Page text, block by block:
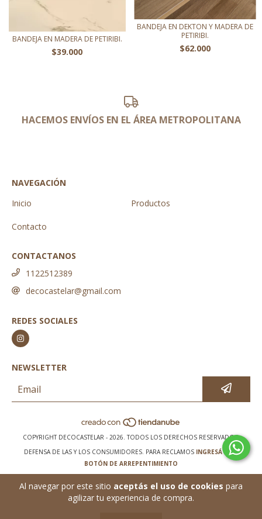
Al navegar por este sitio aceptás el uso de cookies para
agilizar tu experiencia de compra.
BANDEJA EN MADERA DE PETIRIBI.
$39.000
BANDEJA EN DEKTON Y MADERA DE
PETIRIBI.
$62.000
HACEMOS ENVÍOS EN EL ÁREA METROPOLITANA
NAVEGACIÓN
Inicio
Productos
Contacto
CONTACTANOS
1122512389
decocastelar@gmail.com
REDES SOCIALES
NEWSLETTER
COPYRIGHT DECOCASTELAR - 2026. TODOS LOS DERECHOS RESERVADOS.
DEFENSA DE LAS Y LOS CONSUMIDORES. PARA RECLAMOS INGRESÁ ACÁ.
BOTÓN DE ARREPENTIMIENTO